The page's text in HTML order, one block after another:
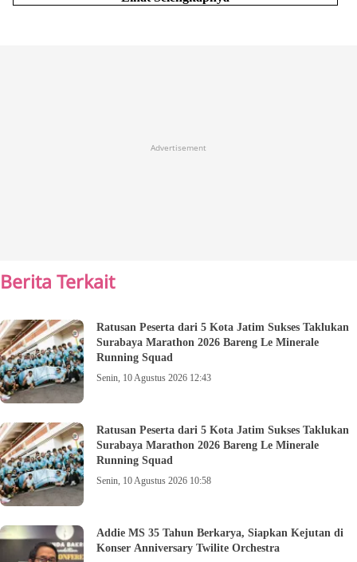
Advertisement
Berita Terkait
Ratusan Peserta dari 5 Kota Jatim Sukses Taklukan
Surabaya Marathon 2026 Bareng Le Minerale
Running Squad
Senin, 10 Agustus 2026 12:43
Ratusan Peserta dari 5 Kota Jatim Sukses Taklukan
Surabaya Marathon 2026 Bareng Le Minerale
Running Squad
Senin, 10 Agustus 2026 10:58
Addie MS 35 Tahun Berkarya, Siapkan Kejutan di
Konser Anniversary Twilite Orchestra